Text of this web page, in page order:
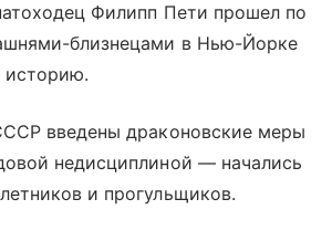
Филипп Пети прошел по
близнецами в Нью-Йорке
введены драконовские меры
недисциплиной — начались
и прогульщиков.